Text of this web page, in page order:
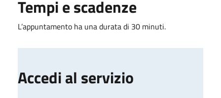
Tempi e scadenze
L’appuntamento ha una durata di 30 minuti.
Accedi al servizio